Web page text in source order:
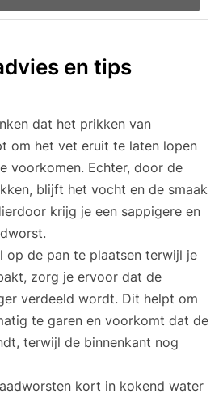
en tips
dat het prikken van
om het vet eruit te laten lopen
voorkomen. Echter, door de
blijft het vocht en de smaak
krijg je een sappigere en
op de pan te plaatsen terwijl je
zorg je ervoor dat de
verdeeld wordt. Dit helpt om
te garen en voorkomt dat de
terwijl de binnenkant nog
kort in kokend water